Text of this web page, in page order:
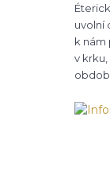
uvolní
k nám
v krku,